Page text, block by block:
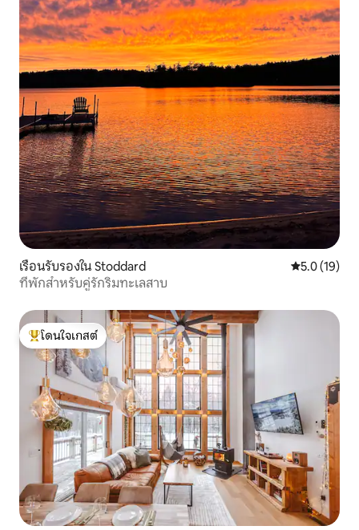
เรือนรับรองใน Stoddard คะแนนเฉลี่ย
5.0 (19)
ที่พักสำหรับคู่รักริมทะเลสาบ
โดนใจเกสต์ที่สุด
โดนใจเกสต์